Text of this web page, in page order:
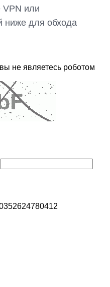
VPN или
ниже для обхода
не являетесь роботом